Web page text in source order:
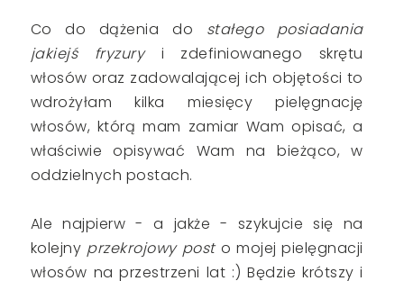
Co do dążenia do stałego posiadania
jakiejś fryzuryi zdefiniowanego skrętu
włosów oraz zadowalającej ich objętości to
wdrożyłam kilka miesięcy pielęgnację
włosów, którą mam zamiar Wam opisać, a
właściwie opisywać Wam na bieżąco, w
oddzielnych postach.
Ale najpierw - a jakże - szykujcie się na
kolejny przekrojowy posto mojej pielęgnacji
włosów na przestrzeni lat :) Będzie krótszy i